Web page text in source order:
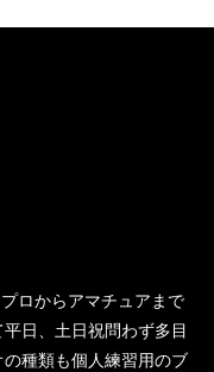
ロからアマチュアまで
日、土日祝問わず多目
種類も個人練習用のブ